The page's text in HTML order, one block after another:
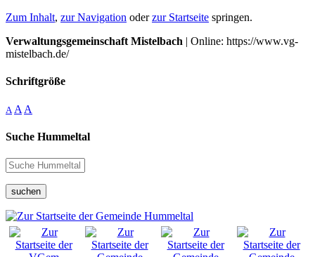
Zum Inhalt, zur Navigation oderzur Startseite springen.
Verwaltungsgemeinschaft Mistelbach | Online: https://www.vg-
mistelbach.de/
Schriftgröße
A A A
Suche Hummeltal
suchen